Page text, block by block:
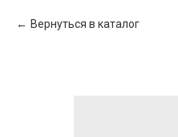
Вернуться в каталог